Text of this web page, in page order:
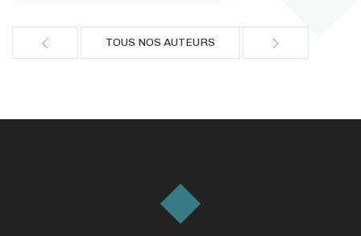
TOUS NOS AUTEURS